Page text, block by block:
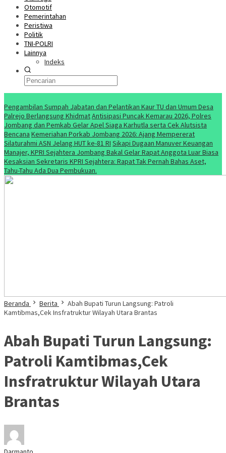
Otomotif
Pemerintahan
Peristiwa
Politik
TNI-POLRI
Lainnya
Indeks
Pengambilan Sumpah Jabatan dan Pelantikan Kaur TU dan Umum Desa
Palrejo Berlangsung KhidmatAntisipasi Puncak Kemarau 2026, Polres
Jombang dan Pemkab Gelar Apel Siaga Karhutla serta Cek Alutsista
Bencana Kemeriahan Porkab Jombang 2026: Ajang Mempererat
Silaturahmi ASN Jelang HUT ke-81 RI Sikapi Dugaan Manuver Keuangan
Manajer, KPRI Sejahtera Jombang Bakal Gelar Rapat Anggota Luar Biasa
Kesaksian Sekretaris KPRI Sejahtera: Rapat Tak Pernah Bahas Aset,
Tahu-Tahu Ada Dua Pembukuan.
Beranda Berita
Abah Bupati Turun Langsung: Patroli
Kamtibmas,Cek Insfratruktur Wilayah Utara Brantas
Abah Bupati Turun Langsung:
Patroli Kamtibmas,Cek
Insfratruktur Wilayah Utara
Brantas